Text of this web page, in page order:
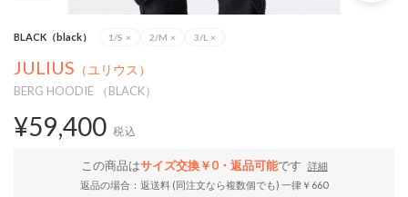
BLACK（black） 1/S × 2/M × 3/L ×
JULIUS （ユリウス）
BERG HOODIE （BLACK）
¥59,400 税込
この商品はサイズ交換￥0・返品可能です
詳細
返品の場合：返送料 (同注文なら複数個でも) 一律￥660